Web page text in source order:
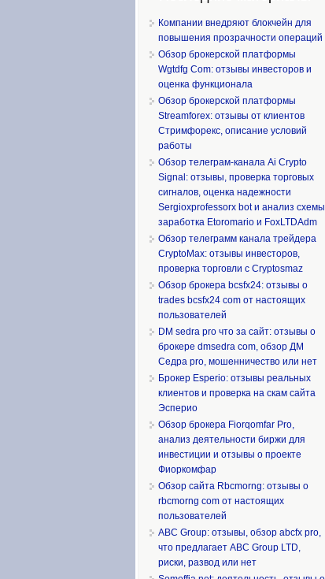
Компании внедряют блокчейн для
повышения прозрачности операций
Обзор брокерской платформы
Wgtdfg Com: отзывы инвесторов и
оценка функционала
Обзор брокерской платформы
Streamforex: отзывы от клиентов
Стримфорекс, описание условий
работы
Обзор телеграм-канала Ai Crypto
Signal: отзывы, проверка торговых
сигналов, оценка надежности
Sergioxprofessorx bot и анализ схемы
заработка Etoromario и FoxLTDAdm
Обзор телеграмм канала трейдера
CryptoMax: отзывы инвесторов,
проверка торговли с Cryptosmaz
Обзор брокера bcsfx24: отзывы о
trades bcsfx24 com от настоящих
пользователей
DM sedra pro что за сайт: отзывы о
брокере dmsedra com, обзор ДМ
Седра pro, мошенничество или нет
Брокер Esperio: отзывы реальных
клиентов и проверка на скам сайта
Эсперио
Обзор брокера Fiorqomfar Pro,
анализ деятельности биржи для
инвестиции и отзывы о проекте
Фиоркомфар
Обзор сайта Rbcmorng: отзывы о
rbcmorng com от настоящих
пользователей
ABC Group: отзывы, обзор abcfx pro,
что предлагает ABC Group LTD,
риски, развод или нет